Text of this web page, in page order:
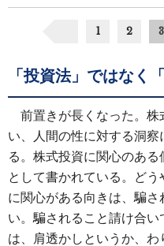
1 2 3
「投資法」ではなく
前置きが長くなった。
い、人間の性に対する洞
る。株式投資に関心のあ
として書かれている。ど
に関心がある向きは、騙
い。騙されること請け合
は、肩透かしというか、